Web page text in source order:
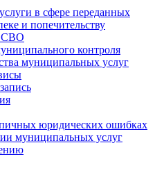
в сфере переданных
и попечительству
СВО
контроля
муниципальных услуг
юридических ошибках
муниципальных услуг